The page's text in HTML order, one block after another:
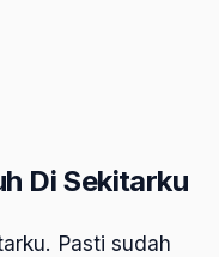
Di Sekitarku
Pasti sudah